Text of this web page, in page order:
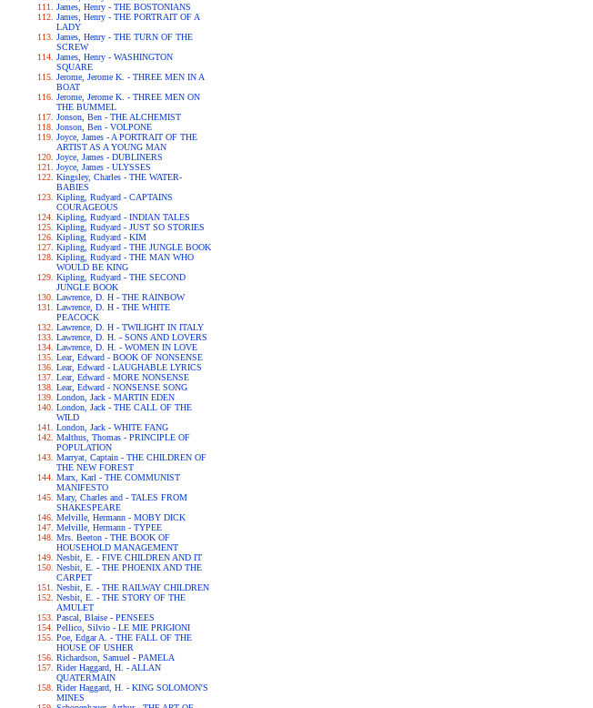
James, Henry - THE BOSTONIANS
James, Henry - THE PORTRAIT OF A
LADY
James, Henry - THE TURN OF THE
SCREW
James, Henry - WASHINGTON
SQUARE
Jerome, Jerome K. - THREE MEN IN A
BOAT
Jerome, Jerome K. - THREE MEN ON
THE BUMMEL
Jonson, Ben - THE ALCHEMIST
Jonson, Ben - VOLPONE
Joyce, James - A PORTRAIT OF THE
ARTIST AS A YOUNG MAN
Joyce, James - DUBLINERS
Joyce, James - ULYSSES
Kingsley, Charles - THE WATER-
BABIES
Kipling, Rudyard - CAPTAINS
COURAGEOUS
Kipling, Rudyard - INDIAN TALES
Kipling, Rudyard - JUST SO STORIES
Kipling, Rudyard - KIM
Kipling, Rudyard - THE JUNGLE BOOK
Kipling, Rudyard - THE MAN WHO
WOULD BE KING
Kipling, Rudyard - THE SECOND
JUNGLE BOOK
Lawrence, D. H - THE RAINBOW
Lawrence, D. H - THE WHITE
PEACOCK
Lawrence, D. H - TWILIGHT IN ITALY
Lawrence, D. H. - SONS AND LOVERS
Lawrence, D. H. - WOMEN IN LOVE
Lear, Edward - BOOK OF NONSENSE
Lear, Edward - LAUGHABLE LYRICS
Lear, Edward - MORE NONSENSE
Lear, Edward - NONSENSE SONG
London, Jack - MARTIN EDEN
London, Jack - THE CALL OF THE
WILD
London, Jack - WHITE FANG
Malthus, Thomas - PRINCIPLE OF
POPULATION
Marryat, Captain - THE CHILDREN OF
THE NEW FOREST
Marx, Karl - THE COMMUNIST
MANIFESTO
Mary, Charles and - TALES FROM
SHAKESPEARE
Melville, Hermann - MOBY DICK
Melville, Hermann - TYPEE
Mrs. Beeton - THE BOOK OF
HOUSEHOLD MANAGEMENT
Nesbit, E. - FIVE CHILDREN AND IT
Nesbit, E. - THE PHOENIX AND THE
CARPET
Nesbit, E. - THE RAILWAY CHILDREN
Nesbit, E. - THE STORY OF THE
AMULET
Pascal, Blaise - PENSEES
Pellico, Silvio - LE MIE PRIGIONI
Poe, Edgar A. - THE FALL OF THE
HOUSE OF USHER
Richardson, Samuel - PAMELA
Rider Haggard, H. - ALLAN
QUATERMAIN
Rider Haggard, H. - KING SOLOMON'S
MINES